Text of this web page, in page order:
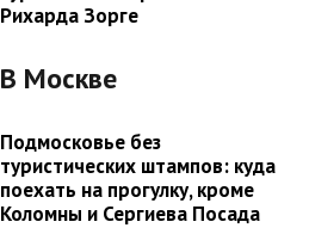
Рихарда Зорге
В Москве
Подмосковье без
туристических штампов: куда
поехать на прогулку, кроме
Коломны и Сергиева Посада